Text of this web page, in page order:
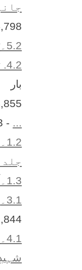
5.2۔رُکن اور ستُون
4.2. ثقافت ۔ تہذیب و تمدن
بار
-
- 48,363 بار
1.2۔میری امّی
1.3۔آپ بیتی
3.1۔بنی اسراءیل اور ریاست ...
4.1۔رشتۂ ازدواج